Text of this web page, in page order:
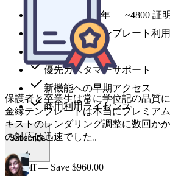
24,000 credits 年 — ~4800 証
全スタイルテンプレート利用
最優先処理
優先カスタマーサポート
新機能への早期アクセス
商用利用ライセンス
Subscribe
50% off — Save $960.00
保護者と卒業生は常に学位記の品質
金縁テンプレートは本当にプレミア
キストのレンダリング調整に数回か
の対応は迅速でした。
Aya Nakamura
大阪大学 教務課長